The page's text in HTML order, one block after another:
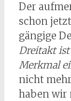
Der
schon
gängige
Dreitakt
Merkmal
nicht
haben wir